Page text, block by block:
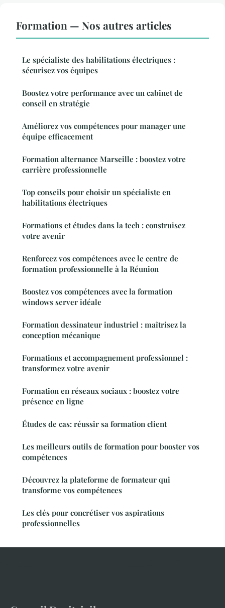
Formation — Nos autres articles
Le spécialiste des habilitations électriques :
sécurisez vos équipes
Boostez votre performance avec un cabinet de
conseil en stratégie
Améliorez vos compétences pour manager une
équipe efficacement
Formation alternance Marseille : boostez votre
carrière professionnelle
Top conseils pour choisir un spécialiste en
habilitations électriques
Formations et études dans la tech : construisez
votre avenir
Renforcez vos compétences avec le centre de
formation professionnelle à la Réunion
Boostez vos compétences avec la formation
windows server idéale
Formation dessinateur industriel : maîtrisez la
conception mécanique
Formations et accompagnement professionnel :
transformez votre avenir
Formation en réseaux sociaux : boostez votre
présence en ligne
Études de cas: réussir sa formation client
Les meilleurs outils de formation pour booster vos
compétences
Découvrez la plateforme de formateur qui
transforme vos compétences
Les clés pour concrétiser vos aspirations
professionnelles